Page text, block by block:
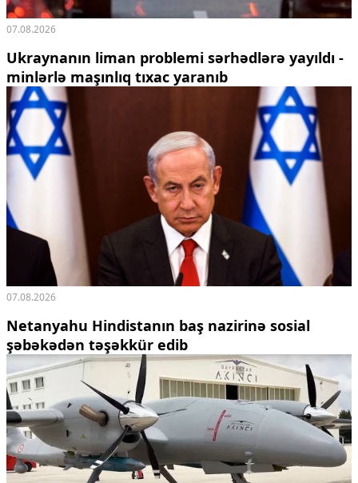
07.08.2026
Ukraynanın liman problemi sərhədlərə yayıldı -
minlərlə maşınlıq tıxac yaranıb
07.08.2026
Netanyahu Hindistanın baş nazirinə sosial
şəbəkədən təşəkkür edib